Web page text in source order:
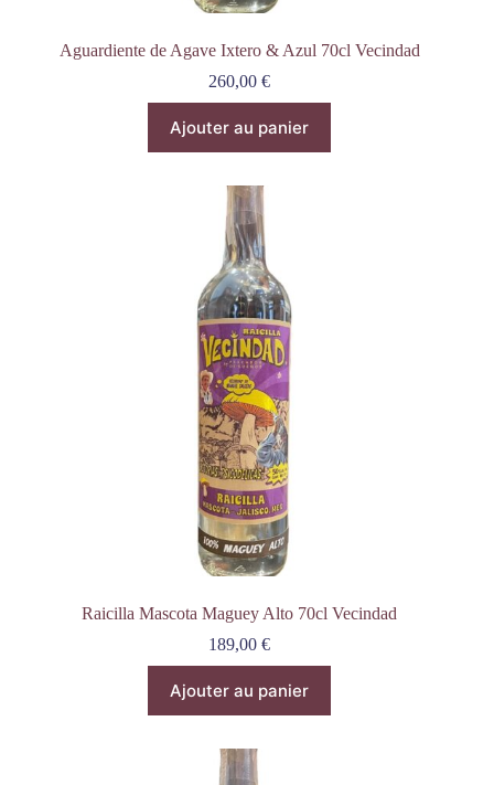
Aguardiente de Agave Ixtero & Azul 70cl Vecindad
260,00€
Ajouter au panier
Raicilla Mascota Maguey Alto 70cl Vecindad
189,00€
Ajouter au panier